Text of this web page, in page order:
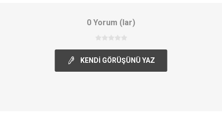
0 Yorum (lar)
KENDI GÖRÜŞÜNÜ YAZ